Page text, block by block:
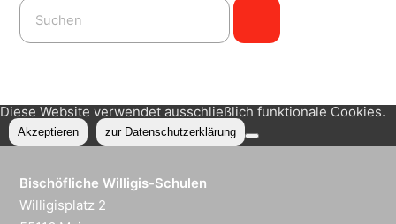
Diese Website verwendet ausschließlich funktionale Cookies.
Akzeptieren zur Datenschutzerklärung
Bischöfliche Willigis-Schulen
Willigisplatz 2